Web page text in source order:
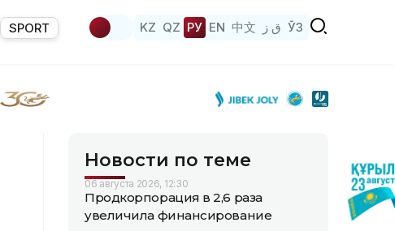
SPORT KZ QZ РУ EN 中文 ق ز ЎЗ
Новости по теме
06 августа 2026, 12:30
Продкорпорация в 2,6 раза
увеличила финансирование